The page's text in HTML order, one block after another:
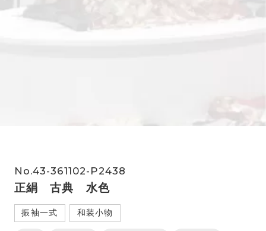
No.43-361102-P2438
正絹 古典 水色
振袖一式 和装小物